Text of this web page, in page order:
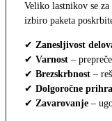
Veliko lastnikov se za
izbiro paketa
✔ Zanesljivost
✔ Varnost –
✔ Brezskrbnost –
✔ Dolgoročne
✔ Zavarovanje –